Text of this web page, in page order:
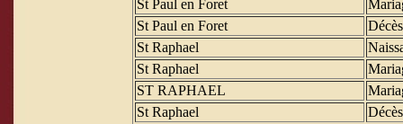
St Paul en Foret
St Paul en Foret
Décès
St Raphael
St Raphael
ST RAPHAEL
St Raphael
Décès